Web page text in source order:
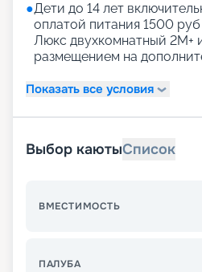
●Дети до 14 лет
оплатой питания 1500 руб
Люкс двухкомнатный 2М+
размещением на
Показать все условия
Выбор каютыСписок
ВМЕСТИМОСТЬ
ПАЛУБА